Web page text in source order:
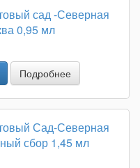
сад -Северная
0,95 мл
Подробнее
Сад-Северная
сбор 1,45 мл